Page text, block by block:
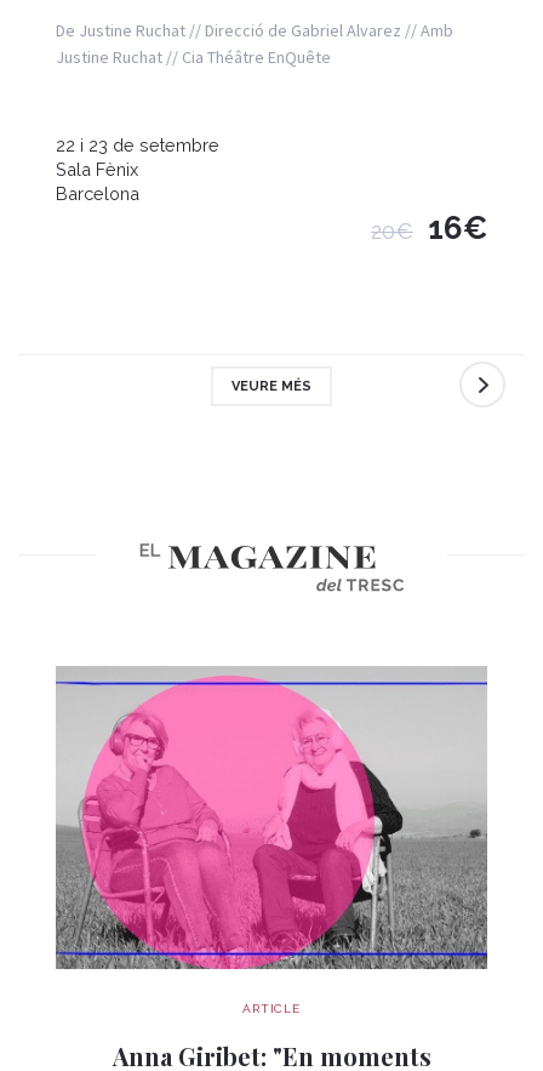
De Justine Ruchat // Direcció de Gabriel Alvarez // Amb
Justine Ruchat // Cia Théâtre EnQuête
22 i 23 de setembre
Sala Fènix
Barcelona
20€ 16€
VEURE MÉS
ARTICLE
Anna Giribet: "En moments